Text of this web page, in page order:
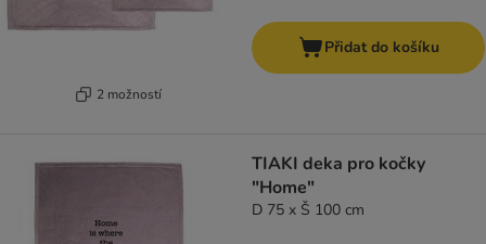
2 možností
Přidat do košíku
TIAKI deka pro kočky
"Home"
D 75 x Š 100 cm